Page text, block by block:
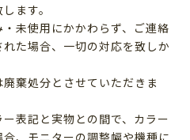
ます。
未使用にかかわらず、ご連絡
た場合、一切の対応を致しか
棄処分とさせていただきま
表記と実物との間で、カラー
、モニターの調整幅や機種に